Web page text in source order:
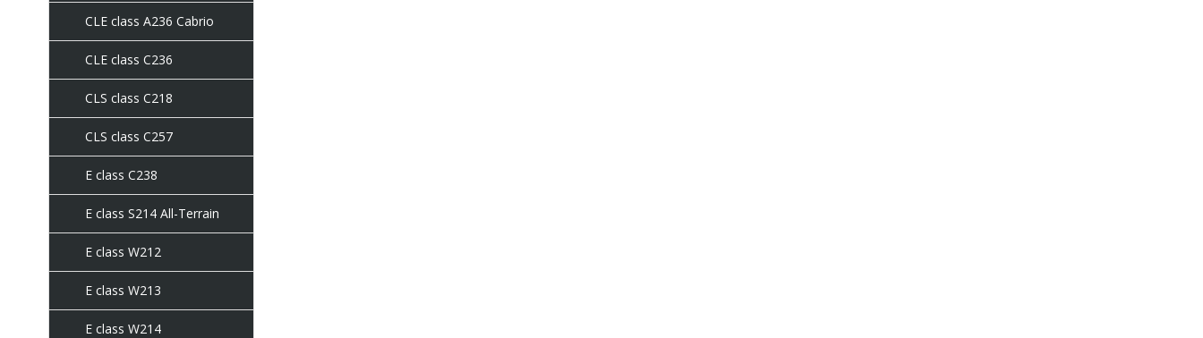
CLE class A236 Cabrio
CLE class C236
CLS class C218
CLS class C257
E class C238
E class S214 All-Terrain
E class W212
E class W213
E class W214